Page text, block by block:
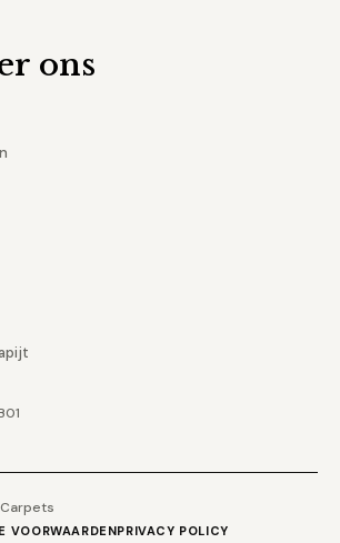
ons
VOORWAARDENPRIVACY POLICY